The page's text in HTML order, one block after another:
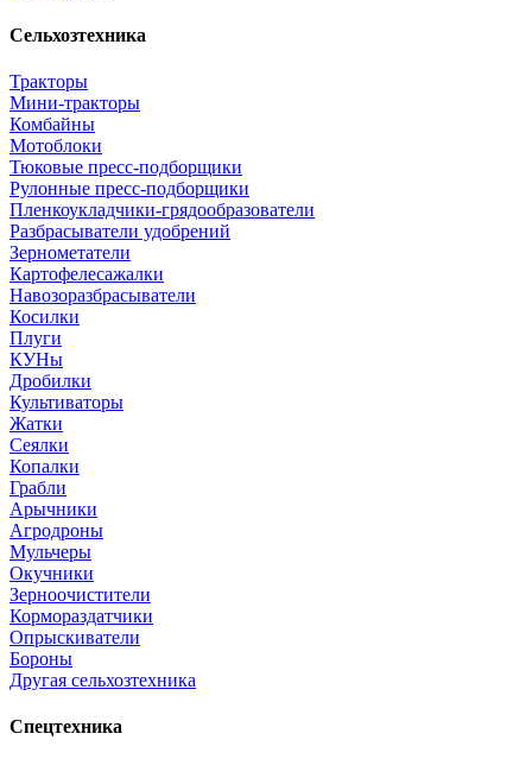
Сельхозтехника
Тракторы
Мини-тракторы
Комбайны
Мотоблоки
Тюковые пресс-подборщики
Рулонные пресс-подборщики
Пленкоукладчики-грядообразователи
Разбрасыватели удобрений
Зернометатели
Картофелесажалки
Навозоразбрасыватели
Косилки
Плуги
КУНы
Дробилки
Культиваторы
Жатки
Сеялки
Копалки
Грабли
Арычники
Агродроны
Мульчеры
Окучники
Зерноочистители
Кормораздатчики
Опрыскиватели
Бороны
Другая сельхозтехника
Спецтехника